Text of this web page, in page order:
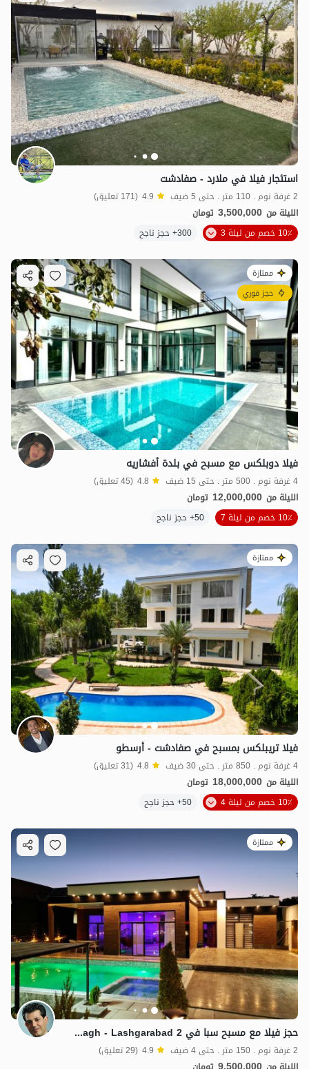
استئجار فيلا في ملارد - صفادشت
2 غرفة نوم . 110 متر . حتى 5 ضيف 4.9 (171 تعليق)
الليلة من 3,500,000 تومان
10٪ خصم من ليلة 3
300+ حجز ناجح
ممتازة
حجز فوري
فيلا دوبلكس مع مسبح في بلدة أفشاريه
4 غرفة نوم . 500 متر . حتى 15 ضيف 4.8 (45 تعليق)
الليلة من 12,000,000 تومان
10٪ خصم من ليلة 7
50+ حجز ناجح
ممتازة
فيلا تريبلكس بمسبح في صفادشت - أرسطو
4 غرفة نوم . 850 متر . حتى 30 ضيف 4.8 (31 تعليق)
الليلة من 18,000,000 تومان
10٪ خصم من ليلة 4
50+ حجز ناجح
ممتازة
حجز فيلا مع مسبح سبا في Chaharbagh - Lashgarabad 2
2 غرفة نوم . 150 متر . حتى 4 ضيف 4.9 (29 تعليق)